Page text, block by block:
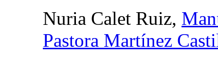
Nuria Calet Ruiz,
Pastora Martínez